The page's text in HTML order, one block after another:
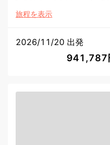
旅程を表示
2026/11/20 出発
941,787